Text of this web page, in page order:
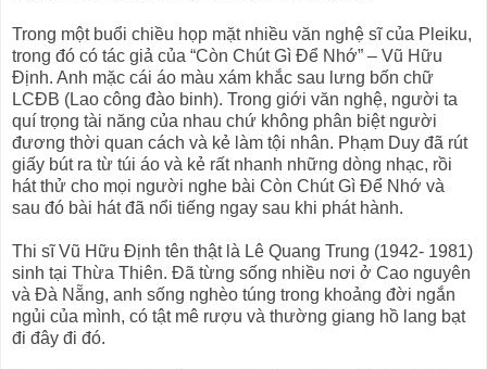
Trong một buổi chiều họp mặt nhiều văn nghệ sĩ của Pleiku,
trong đó có tác giả của “Còn Chút Gì Để Nhớ” – Vũ Hữu
Định. Anh mặc cái áo màu xám khắc sau lưng bốn chữ
LCĐB (Lao công đào binh). Trong giới văn nghệ, người ta
quí trọng tài năng của nhau chứ không phân biệt người
đương thời quan cách và kẻ làm tội nhân. Phạm Duy đã rút
giấy bút ra từ túi áo và kẻ rất nhanh những dòng nhạc, rồi
hát thử cho mọi người nghe bài Còn Chút Gì Để Nhớ và
sau đó bài hát đã nổi tiếng ngay sau khi phát hành.
Thi sĩ Vũ Hữu Định tên thật là Lê Quang Trung (1942- 1981)
sinh tại Thừa Thiên. Đã từng sống nhiều nơi ở Cao nguyên
và Đà Nẵng, anh sống nghèo túng trong khoảng đời ngắn
ngủi của mình, có tật mê rượu và thường giang hồ lang bạt
đi đây đi đó.